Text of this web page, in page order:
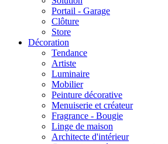
Portail - Garage
Clôture
Store
Décoration
Tendance
Artiste
Luminaire
Mobilier
Peinture décorative
Menuiserie et créateur
Fragrance - Bougie
Linge de maison
Architecte d'intérieur